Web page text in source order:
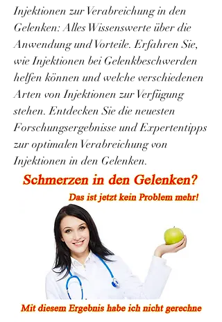
Injektionen zur Verabreichung in den
Gelenken: Alles Wissenswerte über die
Anwendung und Vorteile. Erfahren Sie,
wie Injektionen bei Gelenkbeschwerden
helfen können und welche verschiedenen
Arten von Injektionen zur Verfügung
stehen. Entdecken Sie die neuesten
Forschungsergebnisse und Expertentipps
zur optimalen Verabreichung von
Injektionen in den Gelenken.